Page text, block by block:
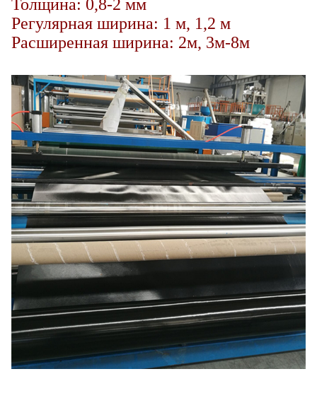
Толщина: 0,8-2 мм
Регулярная ширина: 1 м, 1,2 м
Расширенная ширина: 2м, 3м-8м